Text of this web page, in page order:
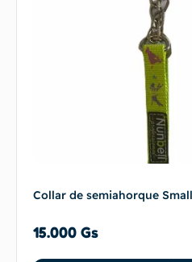
Collar de semiahorque Small
15.000 Gs